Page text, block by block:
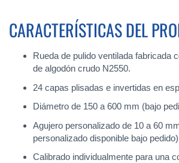
CARACTERÍSTICAS DEL
Rueda de pulido ventilada fabricada
de algodón crudo N2550.
24 capas plisadas e invertidas en
Diámetro de 150 a 600 mm (bajo
Agujero personalizado de 10 a 60
personalizado disponible bajo
Calibrado individualmente para una